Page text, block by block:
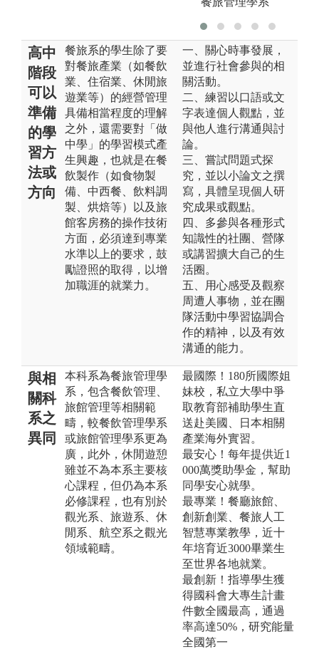
高中
階段
可以
準備
的學
習方
法或
方向
餐旅系的學生除了要
對餐旅產業（如餐飲
業、住宿業、休閒旅
遊業等）的經營管理
具備相當程度的理解
之外，還需要對「做
中學」的學習模式產
生興趣，也就是在餐
飲製作（如食物製
備、中西餐、飲料調
製、烘焙等）以及旅
館客房務的操作技術
方面，必須達到專業
水準以上的要求，鼓
勵證照的取得，以增
加職涯的就業力。
一、關心時事發展，
並進行社會參與的相
關活動。
二、練習以口語或文
字表達個人觀點，並
與他人進行溝通與討
論。
三、嘗試問題式探
究，並以小論文之撰
寫，具體呈現個人研
究成果或觀點。
四、多參與各種形式
知識性的社團、營隊
或講習擴大自己的生
活圈。
五、用心感受及觀察
周遭人事物，並在團
隊活動中學習協調合
作的精神，以及有效
溝通的能力。
與相
關科
系之
異同
本科系為餐旅管理學
系，包含餐飲管理、
旅館管理等相關範
疇，較餐飲管理學系
或旅館管理學系更為
廣，此外，休閒遊憩
雖並不為本系主要核
心課程，但仍為本系
必修課程，也有別於
觀光系、旅遊系、休
閒系、航空系之觀光
領域範疇。
最國際！180所國際姐
妹校，私立大學中爭
取教育部補助學生直
送赴美國、日本相關
產業海外實習。
最安心！每年提供近1
000萬獎助學金，幫助
同學安心就學。
最專業！餐廳旅館、
創新創業、餐旅人工
智慧專業教學，近十
年培育近3000畢業生
至世界各地就業。
最創新！指導學生獲
得國科會大專生計畫
件數全國最高，通過
率高達50%，研究能量
全國第一